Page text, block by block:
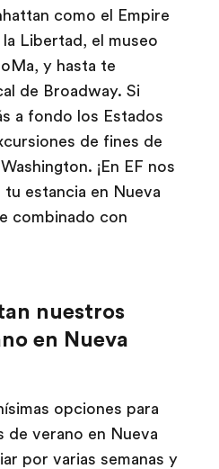
como el Empire
Libertad, el museo
y hasta te
de Broadway. Si
a fondo los Estados
de fines de
¡En EF nos
estancia en Nueva
combinado con
nuestros
en Nueva
opciones para
de verano en Nueva
por varias semanas y